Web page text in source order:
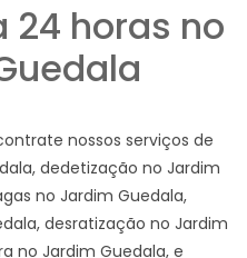
24 horas no
nossos serviços de
dedetização no Jardim
no Jardim Guedala,
desratização no Jardim
no Jardim Guedala, e